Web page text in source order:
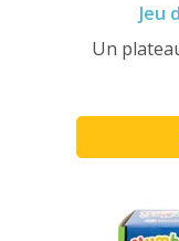
Jeu
Un